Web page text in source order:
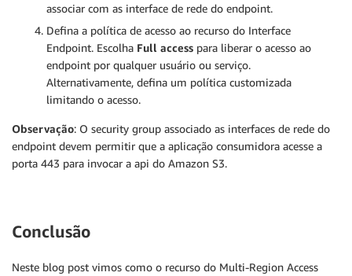
associar com as interface de rede do endpoint.
Defina a política de acesso ao recurso do Interface
Endpoint. Escolha Full access para liberar o acesso ao
endpoint por qualquer usuário ou serviço.
Alternativamente, defina um política customizada
limitando o acesso.
Observação: O security group associado as interfaces de rede do
endpoint devem permitir que a aplicação consumidora acesse a
porta 443 para invocar a api do Amazon S3.
Conclusão
Neste blog post vimos como o recurso do Multi-Region Access